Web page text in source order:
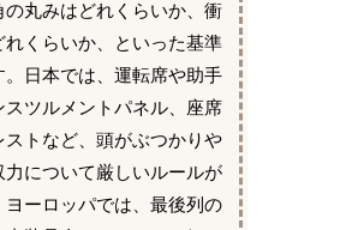
の丸みはどれくらいか、衝
くらいか、といった基準
。日本では、運転席や助手
スツルメントパネル、座席
トなど、頭がぶつかりや
について厳しいルールが
ヨーロッパでは、最後列の